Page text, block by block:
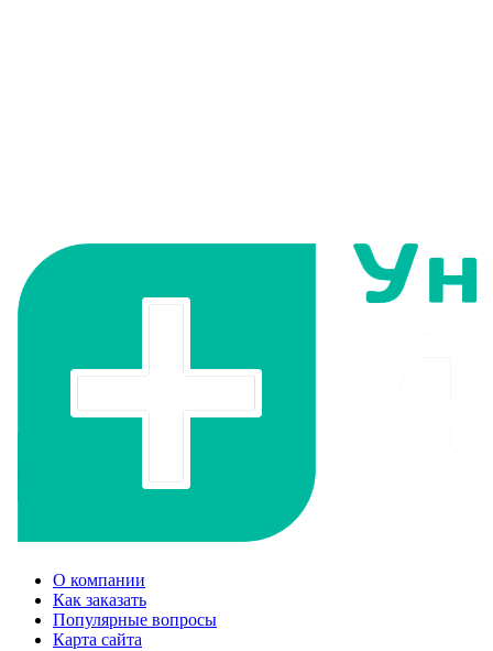
О компании
Как заказать
Популярные вопросы
Карта сайта